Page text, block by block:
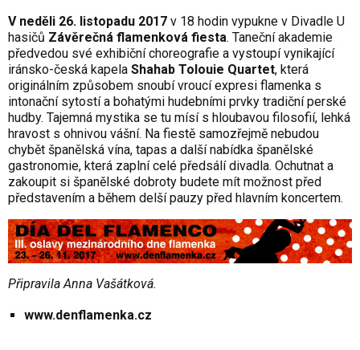
V neděli 26. listopadu 2017 v 18 hodin vypukne v Divadle U
hasičů Závěrečná flamenková fiesta. Taneční akademie
předvedou své exhibiční choreografie a vystoupí vynikající
iránsko-česká kapela Shahab Tolouie Quartet, která
originálním způsobem snoubí vroucí expresi flamenka s
intonační sytostí a bohatými hudebními prvky tradiční perské
hudby. Tajemná mystika se tu mísí s hloubavou filosofií, lehká
hravost s ohnivou vášní. Na fiestě samozřejmě nebudou
chybět španělská vína, tapas a další nabídka španělské
gastronomie, která zaplní celé předsálí divadla. Ochutnat a
zakoupit si španělské dobroty budete mít možnost před
představením a během delší pauzy před hlavním koncertem.
Připravila Anna Vašátková.
www.denflamenka.cz